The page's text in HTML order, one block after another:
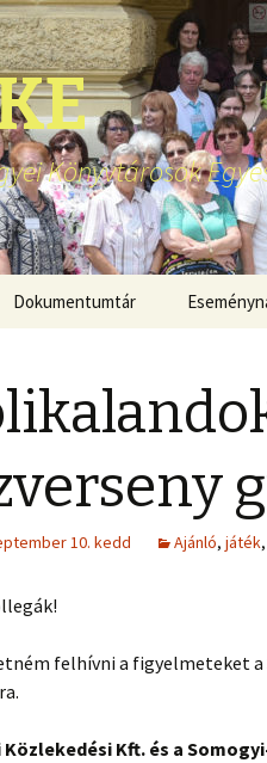
Könyvtárosok
Dokumentumtár
10. kedd Ajánló, játék,
felhívni a figyelmeteket a
Közlekedési Kft. és a